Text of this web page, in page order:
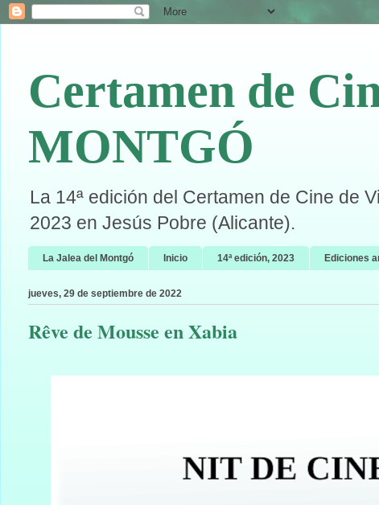
Certamen de
MONTGÓ
La 14ª edición del Certamen de Cine de
2023 en Jesús Pobre (Alicante).
La Jalea del Montgó Inicio 14ª edición, 2023 Ediciones
jueves, 29 de septiembre de 2022
Rêve de Mousse en Xabia